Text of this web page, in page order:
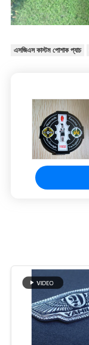
এসজিএস কাস্টম পোশাক প্যাচ